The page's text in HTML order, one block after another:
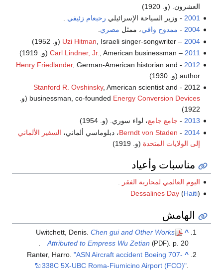
العشرون. (و. 1920)
2001 - وزير السياحة الإسرائيلي رحبعام زئيفي
2004
- ممدوح وافي، ممثل مصري.
2004
–
Uzi Hitman , Israeli singer-songwriter (و. 1952)
2011
–
Carl Lindner, Jr.
, American businessman (و. 1919)
2012
-
Henry Friedlander, German-American historian and
author (و. 1930)
2012 -
Stanford R. Ovshinsky, American scientist and
businessman, co-founded Energy Conversion Devices
(و.
1922)
2013
- جامع جامع، لواء سوري. (و. 1954)
2014
-
Berndt von Staden، دبلوماسي ألماني، السفير الألماني
إلى الولايات المتحدة (و. 1919)
مناسبات وأعياد
اليوم العالمي لمحاربة الفقر
Dessalines Day(Haiti)
الهامش
^
Uwitchett, Denis.Chen gui and Other Works
Attributed to Empress Wu Zetian (PDF) . p. 20.
^
Ranter, Harro."ASN Aircraft accident Boeing 707-
338C 5X-UBC Roma-Fiumicino Airport (FCO)"